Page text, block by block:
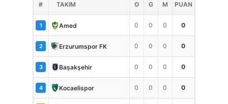
# TAKIM O G M PUAN
1 Amed 0 0 0 0
2 Erzurumspor FK 0 0 0 0
3 Başakşehir 0 0 0 0
4 Kocaelispor 0 0 0 0